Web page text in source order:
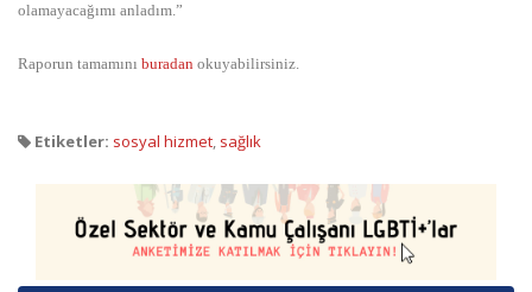
olamayacağımı anladım.”
Raporun tamamını buradan okuyabilirsiniz.
Etiketler: sosyal hizmet, sağlık